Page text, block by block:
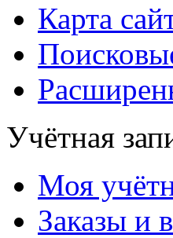
Карта
Учётная
Моя
Заказы и